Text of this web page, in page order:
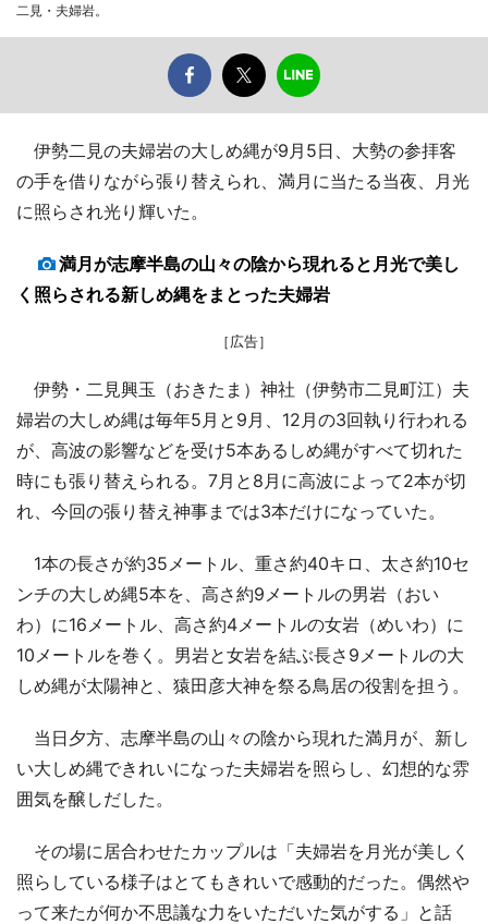
二見・夫婦岩。
伊勢二見の夫婦岩の大しめ縄が9月5日、大勢の参拝客
の手を借りながら張り替えられ、満月に当たる当夜、月光
に照らされ光り輝いた。
満月が志摩半島の山々の陰から現れると月光で美し
く照らされる新しめ縄をまとった夫婦岩
［広告］
伊勢・二見興玉（おきたま）神社（伊勢市二見町江）夫
婦岩の大しめ縄は毎年5月と9月、12月の3回執り行われる
が、高波の影響などを受け5本あるしめ縄がすべて切れた
時にも張り替えられる。7月と8月に高波によって2本が切
れ、今回の張り替え神事までは3本だけになっていた。
1本の長さが約35メートル、重さ約40キロ、太さ約10セ
ンチの大しめ縄5本を、高さ約9メートルの男岩（おい
わ）に16メートル、高さ約4メートルの女岩（めいわ）に
10メートルを巻く。男岩と女岩を結ぶ長さ9メートルの大
しめ縄が太陽神と、猿田彦大神を祭る鳥居の役割を担う。
当日夕方、志摩半島の山々の陰から現れた満月が、新し
い大しめ縄できれいになった夫婦岩を照らし、幻想的な雰
囲気を醸しだした。
その場に居合わせたカップルは「夫婦岩を月光が美しく
照らしている様子はとてもきれいで感動的だった。偶然や
って来たが何か不思議な力をいただいた気がする」と話